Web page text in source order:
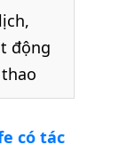
động
có tác